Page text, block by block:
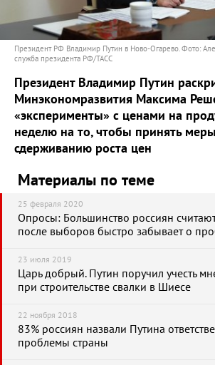
Президент РФ Владимир Путин в Ново-Огарево. Фото:
служба президента РФ/ТАСС
Президент Владимир Путин
Минэкономразвития Максима
«эксперименты» с ценами на
неделю на то, чтобы принять
сдерживанию роста цен
Материалы по теме
25 февраля 2020
Опросы: Большинство россиян
после выборов быстро забывает о
23 июля 2019
Царь добрый. Путин поручил учесть
при строительстве свалки в Шиесе
22 ноября 2018
83% россиян назвали Путина
проблемы страны